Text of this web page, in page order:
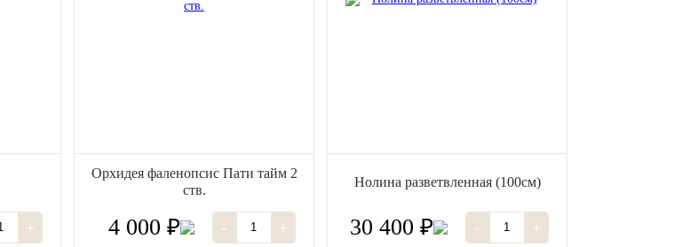
+
Орхидея фаленопсис Пати тайм 2
ств.
4 000 ₽ - +
Нолина разветвленная (100см)
30 400 ₽ - +